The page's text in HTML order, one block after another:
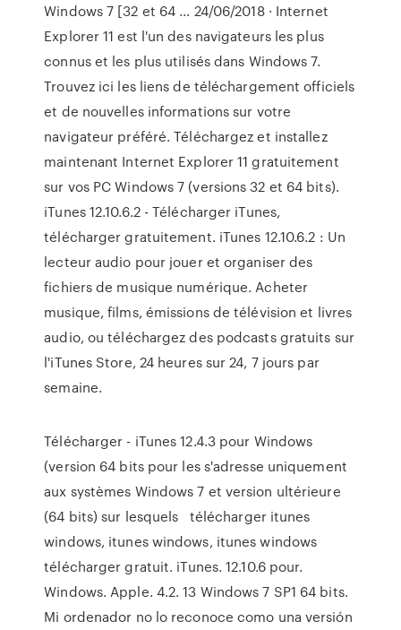
Windows 7 [32 et 64 ... 24/06/2018 · Internet
Explorer 11 est l'un des navigateurs les plus
connus et les plus utilisés dans Windows 7.
Trouvez ici les liens de téléchargement officiels
et de nouvelles informations sur votre
navigateur préféré. Téléchargez et installez
maintenant Internet Explorer 11 gratuitement
sur vos PC Windows 7 (versions 32 et 64 bits).
iTunes 12.10.6.2 - Télécharger iTunes,
télécharger gratuitement. iTunes 12.10.6.2 : Un
lecteur audio pour jouer et organiser des
fichiers de musique numérique. Acheter
musique, films, émissions de télévision et livres
audio, ou téléchargez des podcasts gratuits sur
l'iTunes Store, 24 heures sur 24, 7 jours par
semaine.
Télécharger - iTunes 12.4.3 pour Windows
(version 64 bits pour les s'adresse uniquement
aux systèmes Windows 7 et version ultérieure
(64 bits) sur lesquels télécharger itunes
windows, itunes windows, itunes windows
télécharger gratuit. iTunes. 12.10.6 pour.
Windows. Apple. 4.2. 13 Windows 7 SP1 64 bits.
Mi ordenador no lo reconoce como una versión